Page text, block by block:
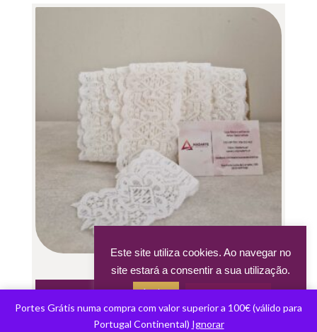
RENDA BRANCA 6 CM
1.20€
Adicionar
Este site utiliza cookies. Ao navegar no
site estará a consentir a sua utilização.
Aceitar
Portes Grátis numa compra com valor superior a 100€ (válido para
Portugal Continental) Ignorar